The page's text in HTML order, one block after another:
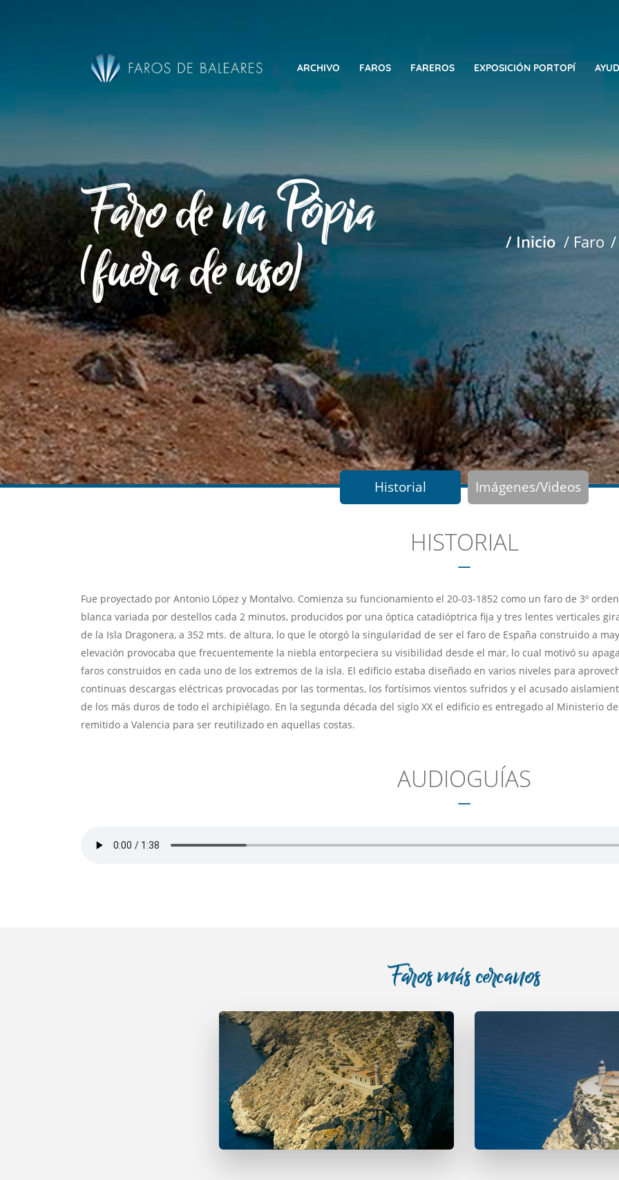
ARCHIVO FAROS FAREROS EXPOSICIÓN PORTOPÍ
Faro de na Pòpia
(fuera de uso) / Inicio / Faro /
Historial Imágenes/Videos
HISTORIAL
Fue proyectado por Antonio López y Montalvo. Comienza su funcionamiento el 20-03-1852 como un faro de 3º
blanca variada por destellos cada 2 minutos, producidos por una óptica catadióptrica fija y tres lentes verticales
de la Isla Dragonera, a 352 mts. de altura, lo que le otorgó la singularidad de ser el faro de España construido a
elevación provocaba que frecuentemente la niebla entorpeciera su visibilidad desde el mar, lo cual motivó su
faros construidos en cada uno de los extremos de la isla. El edificio estaba diseñado en varios niveles para
continuas descargas eléctricas provocadas por las tormentas, los fortísimos vientos sufridos y el acusado
de los más duros de todo el archipiélago. En la segunda década del siglo XX el edificio es entregado al Ministerio
remitido a Valencia para ser reutilizado en aquellas costas.
AUDIOGUÍAS
Faros más cercanos
Far de Tramuntana Far de